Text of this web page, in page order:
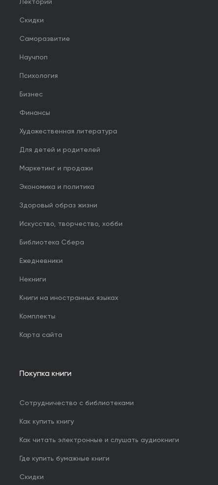
Лекторий
Скидки
Саморазвитие
Научпоп
Психология
Бизнес
Финансы
Художественная литература
Для детей и родителей
Маркетинг и продажи
Экономика и политика
Здоровый образ жизни
Искусство, творчество, хобби
Библиотека Сбера
Ежедневники
Некниги
Книги на иностранных языках
Комплекты
Карта сайта
Покупка книги
Сотрудничество с библиотеками
Как купить книгу
Как читать электронные и слушать аудиокниги
Где купить бумажные книги
Скидки